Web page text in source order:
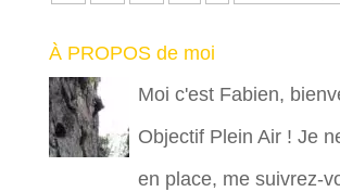
À PROPOS de moi
Moi c'est Fabien,
Objectif Plein Air ! Je
en place, me suivrez-